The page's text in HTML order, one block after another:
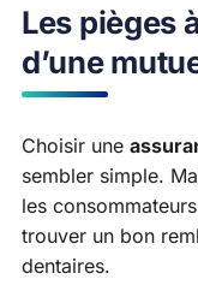
Les pièges
d’une
Choisir une
sembler simple.
les
trouver un bon
dentaires.